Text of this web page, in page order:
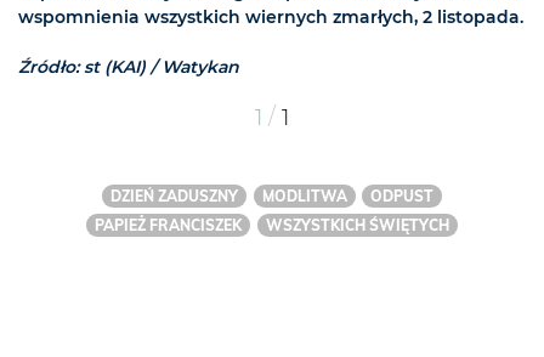
wspomnienia wszystkich wiernych zmarłych, 2 listopada.
Źródło: st (KAI) / Watykan
1 / 1
DZIEŃ ZADUSZNY MODLITWA
ODPUST
PAPIEŻ FRANCISZEK
WSZYSTKICH ŚWIĘTYCH